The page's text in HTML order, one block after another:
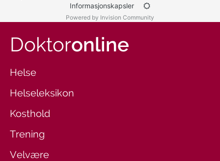
Informasjonskapsler
Powered by Invision Community
Doktoronline
Helse
Helseleksikon
Kosthold
Trening
Velvære